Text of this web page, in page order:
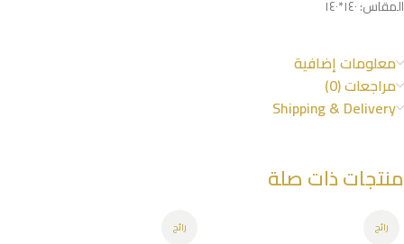
المقاس: ١٤٠*١٤٠
معلومات إضافية
مراجعات (0)
Shipping & Delivery
منتجات ذات صلة
رائج رائج